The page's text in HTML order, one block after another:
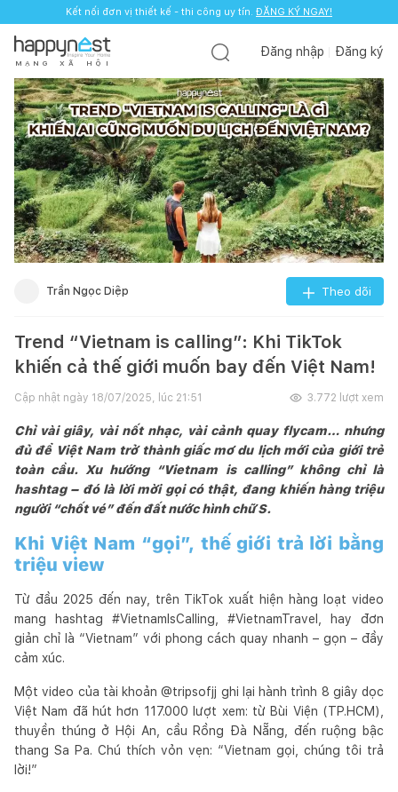
Kết nối đơn vị thiết kế - thi công uy tín. ĐĂNG KÝ NGAY!
M Ạ N G X Ã H Ộ I
Đăng nhập Đăng ký
Trần Ngọc Diệp Theo dõi
Trend “Vietnam is calling”: Khi TikTok
khiến cả thế giới muốn bay đến Việt Nam!
Cập nhật ngày 18/07/2025, lúc 21:51 3.772 lượt xem
Chỉ vài giây, vài nốt nhạc, vài cảnh quay flycam… nhưng
đủ để Việt Nam trở thành giấc mơ du lịch mới của giới trẻ
toàn cầu. Xu hướng “Vietnam is calling” không chỉ là
hashtag – đó là lời mời gọi có thật, đang khiến hàng triệu
người “chốt vé” đến đất nước hình chữ S.
Khi Việt Nam “gọi”, thế giới trả lời bằng
triệu view
Từ đầu 2025 đến nay, trên TikTok xuất hiện hàng loạt video
mang hashtag #VietnamIsCalling, #VietnamTravel, hay đơn
giản chỉ là “Vietnam” với phong cách quay nhanh – gọn – đầy
cảm xúc.
Một video của tài khoản @tripsofjj ghi lại hành trình 8 giây dọc
Việt Nam đã hút hơn 117.000 lượt xem: từ Bùi Viện (TP.HCM),
thuyền thúng ở Hội An, cầu Rồng Đà Nẵng, đến ruộng bậc
thang Sa Pa. Chú thích vỏn vẹn: “Vietnam gọi, chúng tôi trả
lời!”